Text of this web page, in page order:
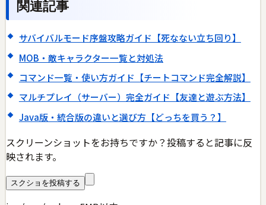
関連記事
サバイバルモード序盤攻略ガイド【死なない立ち回り】
MOB・敵キャラクター一覧と対処法
コマンド一覧・使い方ガイド【チートコマンド完全解説】
マルチプレイ（サーバー）完全ガイド【友達と遊ぶ方法】
Java版・統合版の違いと選び方【どっちを買う？】
スクリーンショットをお持ちですか？投稿すると記事に反
映されます。
スクショを投稿する